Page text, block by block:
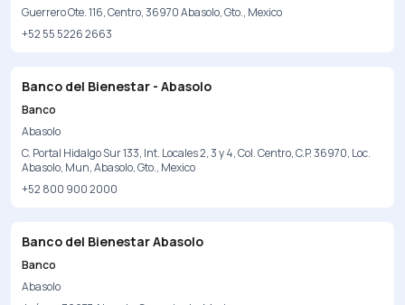
Guerrero Ote. 116, Centro, 36970 Abasolo, Gto., Mexico
+52 55 5226 2663
Banco del Bienestar - Abasolo
Banco
Abasolo
C. Portal Hidalgo Sur 133, Int. Locales 2, 3 y 4, Col. Centro, C.P. 36970, Loc.
Abasolo, Mun, Abasolo, Gto., Mexico
+52 800 900 2000
Banco del Bienestar Abasolo
Banco
Abasolo